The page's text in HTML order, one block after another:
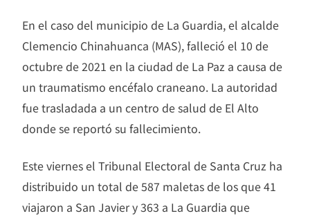
En el caso del municipio de La Guardia, el alcalde
Clemencio Chinahuanca (MAS), falleció el 10 de
octubre de 2021 en la ciudad de La Paz a causa de
un traumatismo encéfalo craneano. La autoridad
fue trasladada a un centro de salud de El Alto
donde se reportó su fallecimiento.
Este viernes el Tribunal Electoral de Santa Cruz ha
distribuido un total de 587 maletas de los que 41
viajaron a San Javier y 363 a La Guardia que